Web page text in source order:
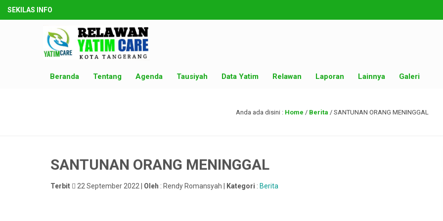
SEKILAS INFO
Beranda Tentang Agenda Tausiyah Data Yatim Relawan Laporan Lainnya Galeri
Anda ada disini : Home / Berita / SANTUNAN ORANG MENINGGAL
SANTUNAN ORANG MENINGGAL
Terbit 22 September 2022 | Oleh : Rendy Romansyah | Kategori : Berita